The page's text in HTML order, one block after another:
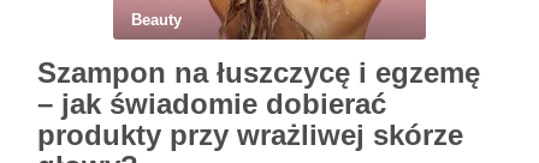
Beauty
Szampon na łuszczycę i egzemę
– jak świadomie dobierać
produkty przy wrażliwej skórze